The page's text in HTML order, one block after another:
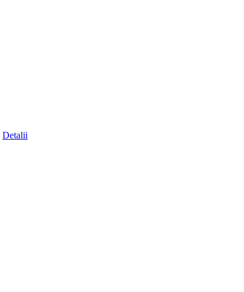
Detalii